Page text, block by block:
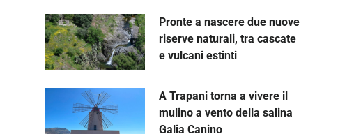
Pronte a nascere due nuove
riserve naturali, tra cascate
e vulcani estinti
A Trapani torna a vivere il
mulino a vento della salina
Galia Canino